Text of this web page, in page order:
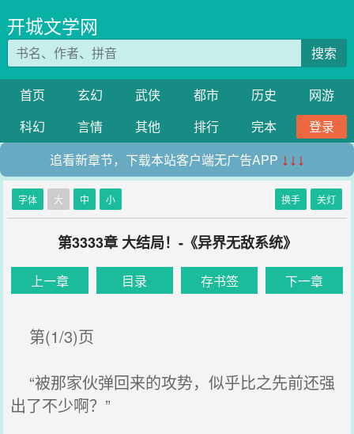
开城文学网
搜索
首页 玄幻 武侠 都市 历史
网游
科幻
言情 其他 排行 完本
登录
追看新章节，下载本站客户端无广告APP ↓↓↓
字体 大 中 小 换手 关灯
第3333章 大结局！-《异界无敌系统》
上一章 目录 存书签 下一章
第(1/3)页
“被那家伙弹回来的攻势，似乎比之先前还强
出了不少啊？”